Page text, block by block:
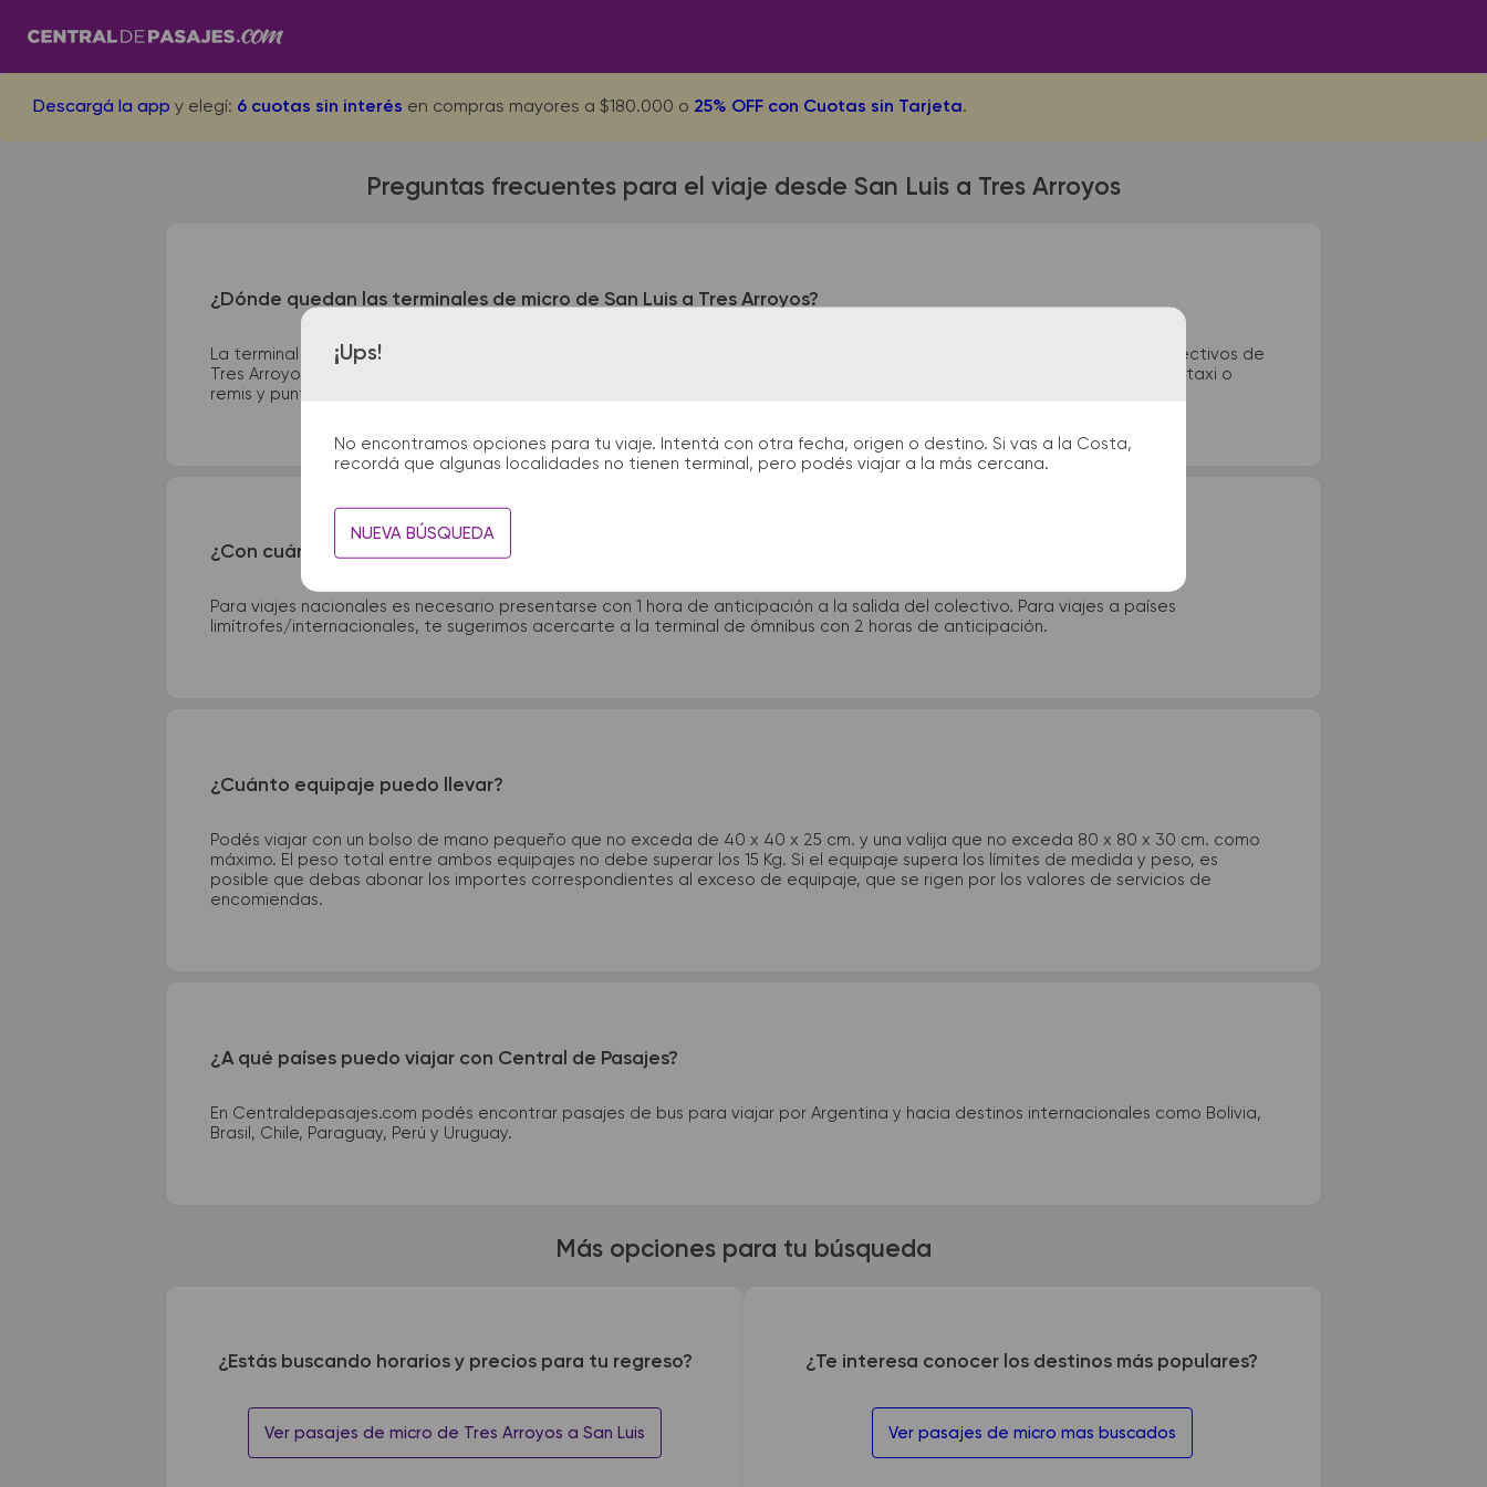
Descargá la app y elegí: 6 cuotas sin interés en compras mayores a $180.000 o 25% OFF con Cuotas sin Tarjeta.
¡Ups!
No encontramos opciones para tu viaje. Intentá con otra fecha, origen o destino. Si vas a la Costa,
recordá que algunas localidades no tienen terminal, pero podés viajar a la más cercana.
NUEVA BÚSQUEDA
Preguntas frecuentes para el viaje desde San Luis a Tres Arroyos
¿Dónde quedan las terminales de micro de San Luis a Tres Arroyos?
La terminal de ómnibus de San Luis queda ubicada en Terminal - Av. Santos Ortiz (ex Ruta 7) y Ruta 20. La terminal de colectivos de
Tres Arroyos se encuentra en SAN MARTIN 1035. En las terminales de bus podrás encontrar kioscos, sanitarios, paradas de taxi o
remis y puntos de información que te facilitarán la partida y el arribo durante tu viaje.
¿Con cuánta anticipación debo presentarme en la terminal de micros?
Para viajes nacionales es necesario presentarse con 1 hora de anticipación a la salida del colectivo. Para viajes a países
limítrofes/internacionales, te sugerimos acercarte a la terminal de ómnibus con 2 horas de anticipación.
¿Cuánto equipaje puedo llevar?
Podés viajar con un bolso de mano pequeño que no exceda de 40 x 40 x 25 cm. y una valija que no exceda 80 x 80 x 30 cm. como
máximo. El peso total entre ambos equipajes no debe superar los 15 Kg. Si el equipaje supera los límites de medida y peso, es
posible que debas abonar los importes correspondientes al exceso de equipaje, que se rigen por los valores de servicios de
encomiendas.
¿A qué países puedo viajar con Central de Pasajes?
En Centraldepasajes.com podés encontrar pasajes de bus para viajar por Argentina y hacia destinos internacionales como Bolivia,
Brasil, Chile, Paraguay, Perú y Uruguay.
Más opciones para tu búsqueda
¿Estás buscando horarios y precios para tu regreso?
Ver pasajes de micro de Tres Arroyos a San Luis
¿Te interesa conocer los destinos más populares?
Ver pasajes de micro mas buscados